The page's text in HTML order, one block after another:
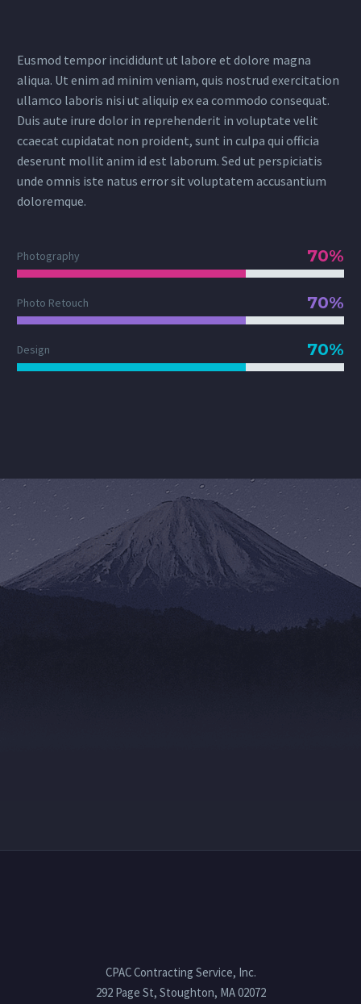
Eusmod tempor incididunt ut labore et dolore magna
aliqua. Ut enim ad minim veniam, quis nostrud exercitation
ullamco laboris nisi ut aliquip ex ea commodo consequat.
Duis aute irure dolor in reprehenderit in voluptate velit
ccaecat cupidatat non proident, sunt in culpa qui officia
deserunt mollit anim id est laborum. Sed ut perspiciatis
unde omnis iste natus error sit voluptatem accusantium
doloremque.
Photography 70%
Photo Retouch 70%
Design 70%
CPAC Contracting Service, Inc.
292 Page St, Stoughton, MA 02072